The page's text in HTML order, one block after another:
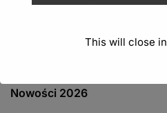
Nowości 2026
This will close in